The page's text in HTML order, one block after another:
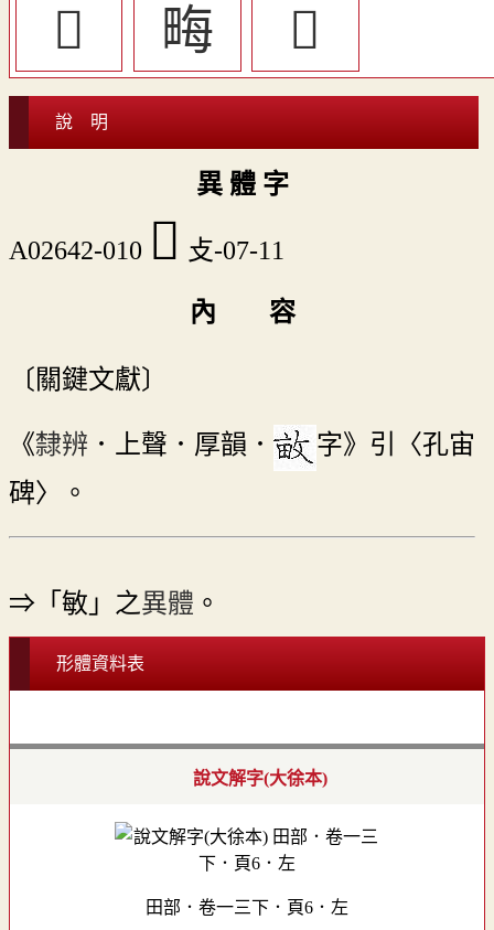
󳰃
畮 𤲧
說 明
異 體 字
A02642-010 󲜰 攴-07-11
內 容
〔關鍵文獻〕
《隸辨 ．上聲．厚韻．
字》引〈孔宙
碑〉。
⇒「敏」之異體 。
形體資料表
說文解字(大徐本)
田部．卷一三下．頁6．左